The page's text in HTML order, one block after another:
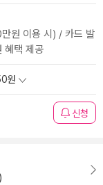
원 이용 시) / 카드 발
혜택 제공
원
신청